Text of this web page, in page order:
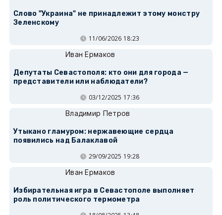
Слово "Украина" не принадлежит этому монстру
Зеленскому
11/06/2026 18:23
Иван Ермаков
Депутаты Севастополя: кто они для города —
представители или наблюдатели?
03/12/2025 17:36
Владимир Петров
Утыкано гламуром: нержавеющие сердца
появились над Балаклавой
29/09/2025 19:28
Иван Ермаков
Избирательная игра в Севастополе выполняет
роль политического термометра